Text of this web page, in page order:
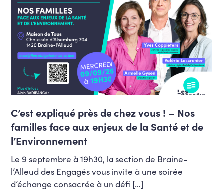
C’est expliqué près de chez vous ! – Nos
familles face aux enjeux de la Santé et de
l’Environnement
Le 9 septembre à 19h30, la section de Braine-
l’Alleud des Engagés vous invite à une soirée
d’échange consacrée à un défi […]